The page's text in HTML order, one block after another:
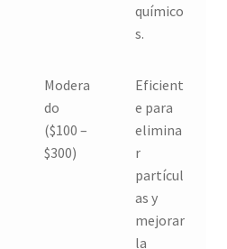
químico
s.
Modera
do
($100 –
$300)
Eficient
e para
elimina
r
partícul
as y
mejorar
la